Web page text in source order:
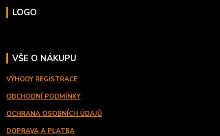
LOGO
VŠE O NÁKUPU
VÝHODY REGISTRACE
OBCHODNÍ PODMÍNKY
OCHRANA OSOBNÍCH ÚDAJŮ
DOPRAVA A PLATBA